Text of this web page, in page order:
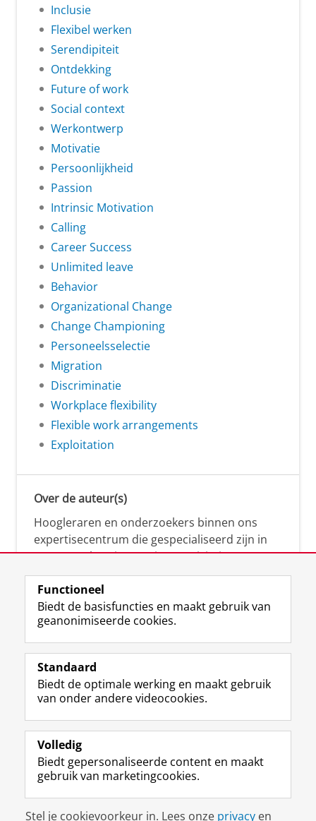
Inclusie
Flexibel werken
Serendipiteit
Ontdekking
Future of work
Social context
Werkontwerp
Motivatie
Persoonlijkheid
Passion
Intrinsic Motivation
Calling
Career Success
Unlimited leave
Behavior
Organizational Change
Change Championing
Personeelsselectie
Migration
Discriminatie
Workplace flexibility
Flexible work arrangements
Exploitation
Over de auteur(s)
Hoogleraren en onderzoekers binnen ons
expertisecentrum die gespecialiseerd zijn in
samenwerken, innovatie, creativiteit,
diversiteit, leiderschap en ethisch gedrag.
Over deze blog
Via deze blog vertalen onze experts hun
(actuele) wetenschappelijke kennis naar
praktische, heldere en toegankelijke inzichten.
Disclaimer & Copyright
Functioneel
Biedt de basisfuncties en maakt gebruik van
geanonimiseerde cookies.
Standaard
Biedt de optimale werking en maakt gebruik
van onder andere videocookies.
Volledig
Biedt gepersonaliseerde content en maakt
gebruik van marketingcookies.
Stel je cookievoorkeur in. Lees onze privacy en